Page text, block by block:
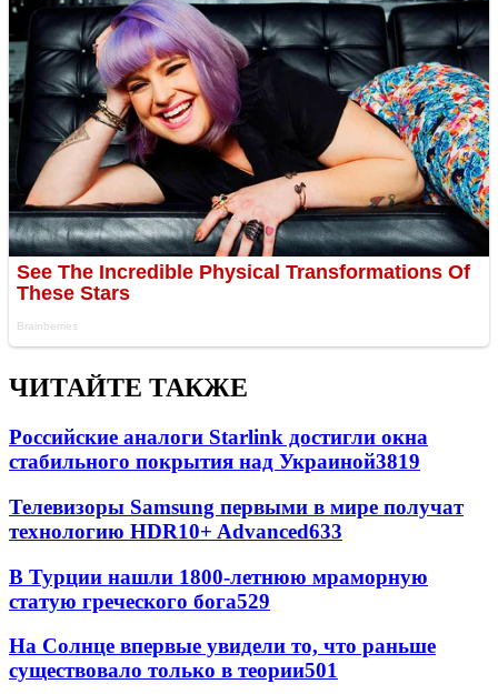
ЧИТАЙТЕ ТАКЖЕ
Российские аналоги Starlink достигли окна
стабильного покрытия над Украиной3819
Телевизоры Samsung первыми в мире получат
технологию HDR10+ Advanced633
В Турции нашли 1800-летнюю мраморную
статую греческого бога529
На Солнце впервые увидели то, что раньше
существовало только в теории501